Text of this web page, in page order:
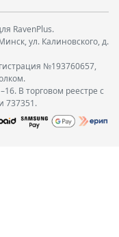
RavenPlus.
ул. Калиновского, д.
№193760657,
В торговом реестре с
737351.